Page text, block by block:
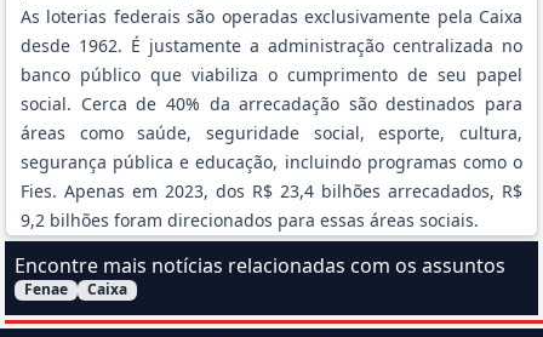
As loterias federais são operadas exclusivamente pela Caixa
desde 1962. É justamente a administração centralizada no
banco público que viabiliza o cumprimento de seu papel
social. Cerca de 40% da arrecadação são destinados para
áreas como saúde, seguridade social, esporte, cultura,
segurança pública e educação, incluindo programas como o
Fies. Apenas em 2023, dos R$ 23,4 bilhões arrecadados, R$
9,2 bilhões foram direcionados para essas áreas sociais.
Encontre mais notícias relacionadas com os assuntos
Filtrar Notícias pelo assunto:
Fenae Caixa